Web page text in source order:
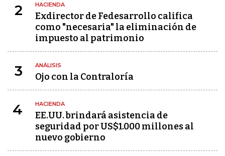
2 HACIENDA
Exdirector de Fedesarrollo califica
como "necesaria" la eliminación de
impuesto al patrimonio
3 ANÁLISIS
Ojo con la Contraloría
4 HACIENDA
EE.UU. brindará asistencia de
seguridad por US$1.000 millones al
nuevo gobierno